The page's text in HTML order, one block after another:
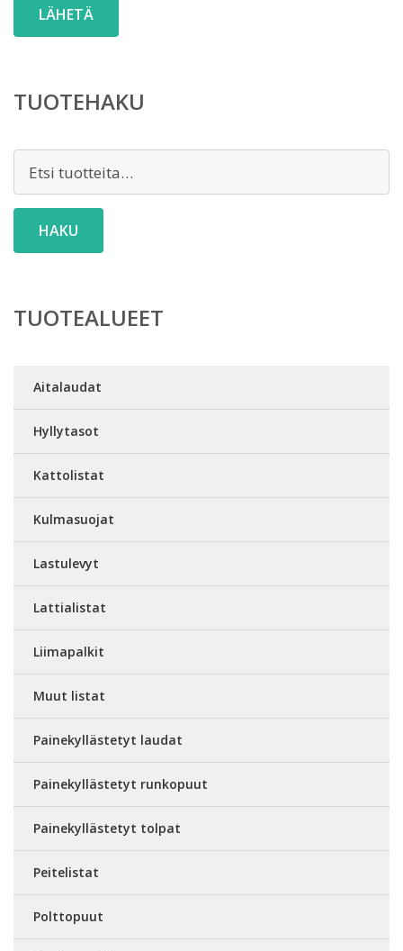
TUOTEHAKU
HAKU
TUOTEALUEET
Aitalaudat
Hyllytasot
Kattolistat
Kulmasuojat
Lastulevyt
Lattialistat
Liimapalkit
Muut listat
Painekyllästetyt laudat
Painekyllästetyt runkopuut
Painekyllästetyt tolpat
Peitelistat
Polttopuut